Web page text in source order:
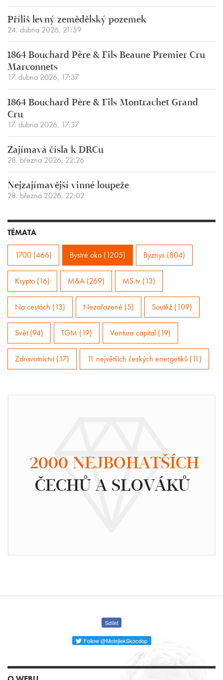
Příliš levný zemědělský pozemek
24. dubna 2026, 21:59
1864 Bouchard Père & Fils Beaune Premier Cru
Marconnets
17. dubna 2026, 17:37
1864 Bouchard Père & Fils Montrachet Grand
Cru
17. dubna 2026, 17:37
Zajímavá čísla k DRCu
28. března 2026, 22:26
Nejzajímavější vinné loupeže
28. března 2026, 22:02
TÉMATA
1700 (466) Bystré oko (1205) Byznys (804)
Krypto (16) M&A (269) MS.tv (13)
Na cestách (13) Nezařazené (5) Soutěž (109)
Svět (94) TGM (19) Venture capital (19)
Zdravotnictví (17) 11 největších českých energetiků (11)
2000 NEJBOHATŠÍCH
ČECHŮ A SLOVÁKŮ
Sdílet
Follow @MotejlekSkocdop